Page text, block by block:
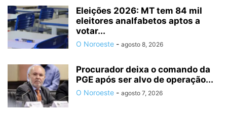
Eleições 2026: MT tem 84 mil
eleitores analfabetos aptos a
votar...
O Noroeste - agosto 8, 2026
Procurador deixa o comando da
PGE após ser alvo de operação...
O Noroeste - agosto 7, 2026